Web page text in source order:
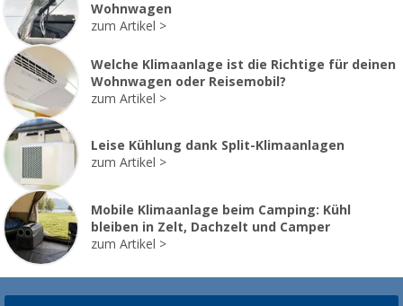
Wohnwagen
zum Artikel
Welche Klimaanlage ist die Richtige für deinen
Wohnwagen oder Reisemobil?
zum Artikel
Leise Kühlung dank Split-Klimaanlagen
zum Artikel
Mobile Klimaanlage beim Camping: Kühl
bleiben in Zelt, Dachzelt und Camper
zum Artikel